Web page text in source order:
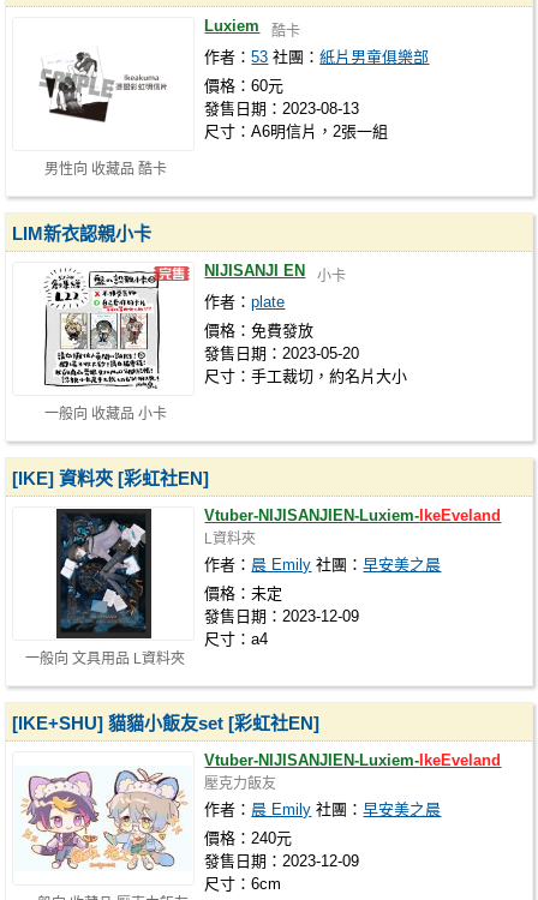
男性向 收藏品 酷卡
Luxiem 酷卡
作者：53 社團：紙片男童俱樂部
價格：60元
發售日期：2023-08-13
尺寸：A6明信片，2張一組
一般向 收藏品 小卡
LIM新衣認親小卡
NIJISANJI EN 小卡
作者：plate
價格：免費發放
發售日期：2023-05-20
尺寸：手工裁切，約名片大小
一般向 文具用品 L資料夾
[IKE] 資料夾 [彩虹社EN]
Vtuber-NIJISANJIEN-Luxiem- IkeEveland
L資料夾
作者： 晨 Emily 社團：早安美之晨
價格：未定
發售日期：2023-12-09
尺寸：a4
[IKE+SHU] 貓貓小飯友set [彩虹社EN]
Vtuber-NIJISANJIEN-Luxiem- IkeEveland
壓克力飯友
作者： 晨 Emily 社團：早安美之晨
價格：240元
發售日期：2023-12-09
尺寸：6cm